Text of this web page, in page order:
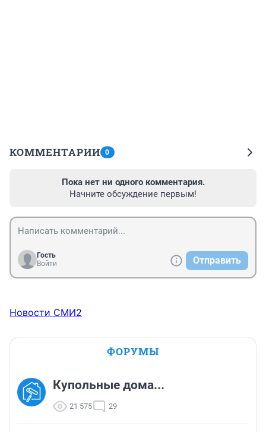
КОММЕНТАРИИ 0
Пока нет ни одного комментария.
Начните обсуждение первым!
Гость
Войти
Отправить
Новости СМИ2
ФОРУМЫ
Купольные дома...
21 575 29